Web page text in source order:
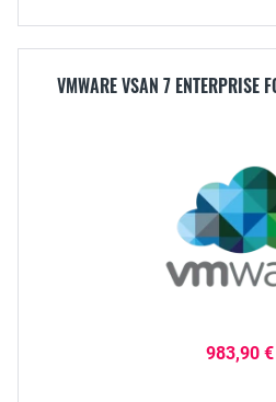
VMWARE VSAN 7 ENTERPRISE
983,90